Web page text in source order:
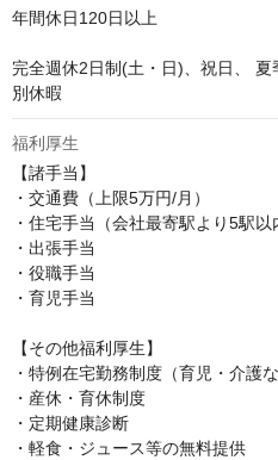
年間休日120日以上
完全週休2日制(土・日)、祝日、
別休暇
福利厚生
【諸手当】
・交通費（上限5万円/月）
・住宅手当（会社最寄駅より5駅以
・出張手当
・役職手当
・育児手当
【その他福利厚生】
・特例在宅勤務制度（育児・介護な
・産休・育休制度
・定期健康診断
・軽食・ジュース等の無料提供